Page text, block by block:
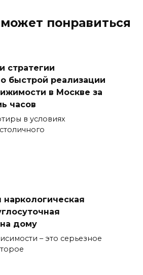
понравиться
стратегии
быстрой реализации
в Москве за
часов
в условиях
дому
– это серьезное